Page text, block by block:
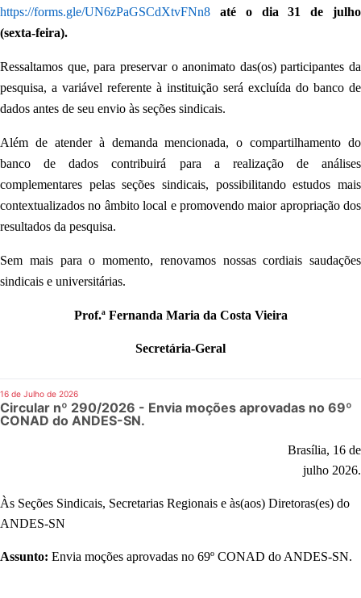
https://forms.gle/UN6zPaGSCdXtvFNn8
até o dia 31 de julho
(sexta-feira).
Ressaltamos que, para preservar o anonimato das(os) participantes da
pesquisa, a variável referente à instituição será excluída do banco de
dados antes de seu envio às seções sindicais.
Além de atender à demanda mencionada, o compartilhamento do
banco de dados contribuirá para a realização de análises
complementares pelas seções sindicais, possibilitando estudos mais
contextualizados no âmbito local e promovendo maior apropriação dos
resultados da pesquisa.
Sem mais para o momento, renovamos nossas cordiais saudações
sindicais e universitárias.
Prof.ª Fernanda Maria da Costa Vieira
Secretária-Geral
16 de Julho de 2026
Circular nº 290/2026 - Envia moções aprovadas no 69º
CONAD do ANDES-SN.
Brasília, 16 de
julho 2026.
Às Seções Sindicais, Secretarias Regionais e às(aos) Diretoras(es) do
ANDES-SN
Assunto: Envia moções aprovadas no 69º CONAD do ANDES-SN.